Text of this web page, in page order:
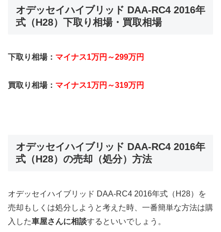
オデッセイハイブリッド DAA-RC4 2016年
式（H28）下取り相場・買取相場
下取り相場： マイナス1万円～299万円
買取り相場： マイナス1万円～319万円
オデッセイハイブリッド DAA-RC4 2016年
式（H28）の売却（処分）方法
オデッセイハイブリッド DAA-RC4 2016年式（H28）を
売却もしくは処分しようと考えた時、一番簡単な方法は購
入した車屋さんに相談するといいでしょう。